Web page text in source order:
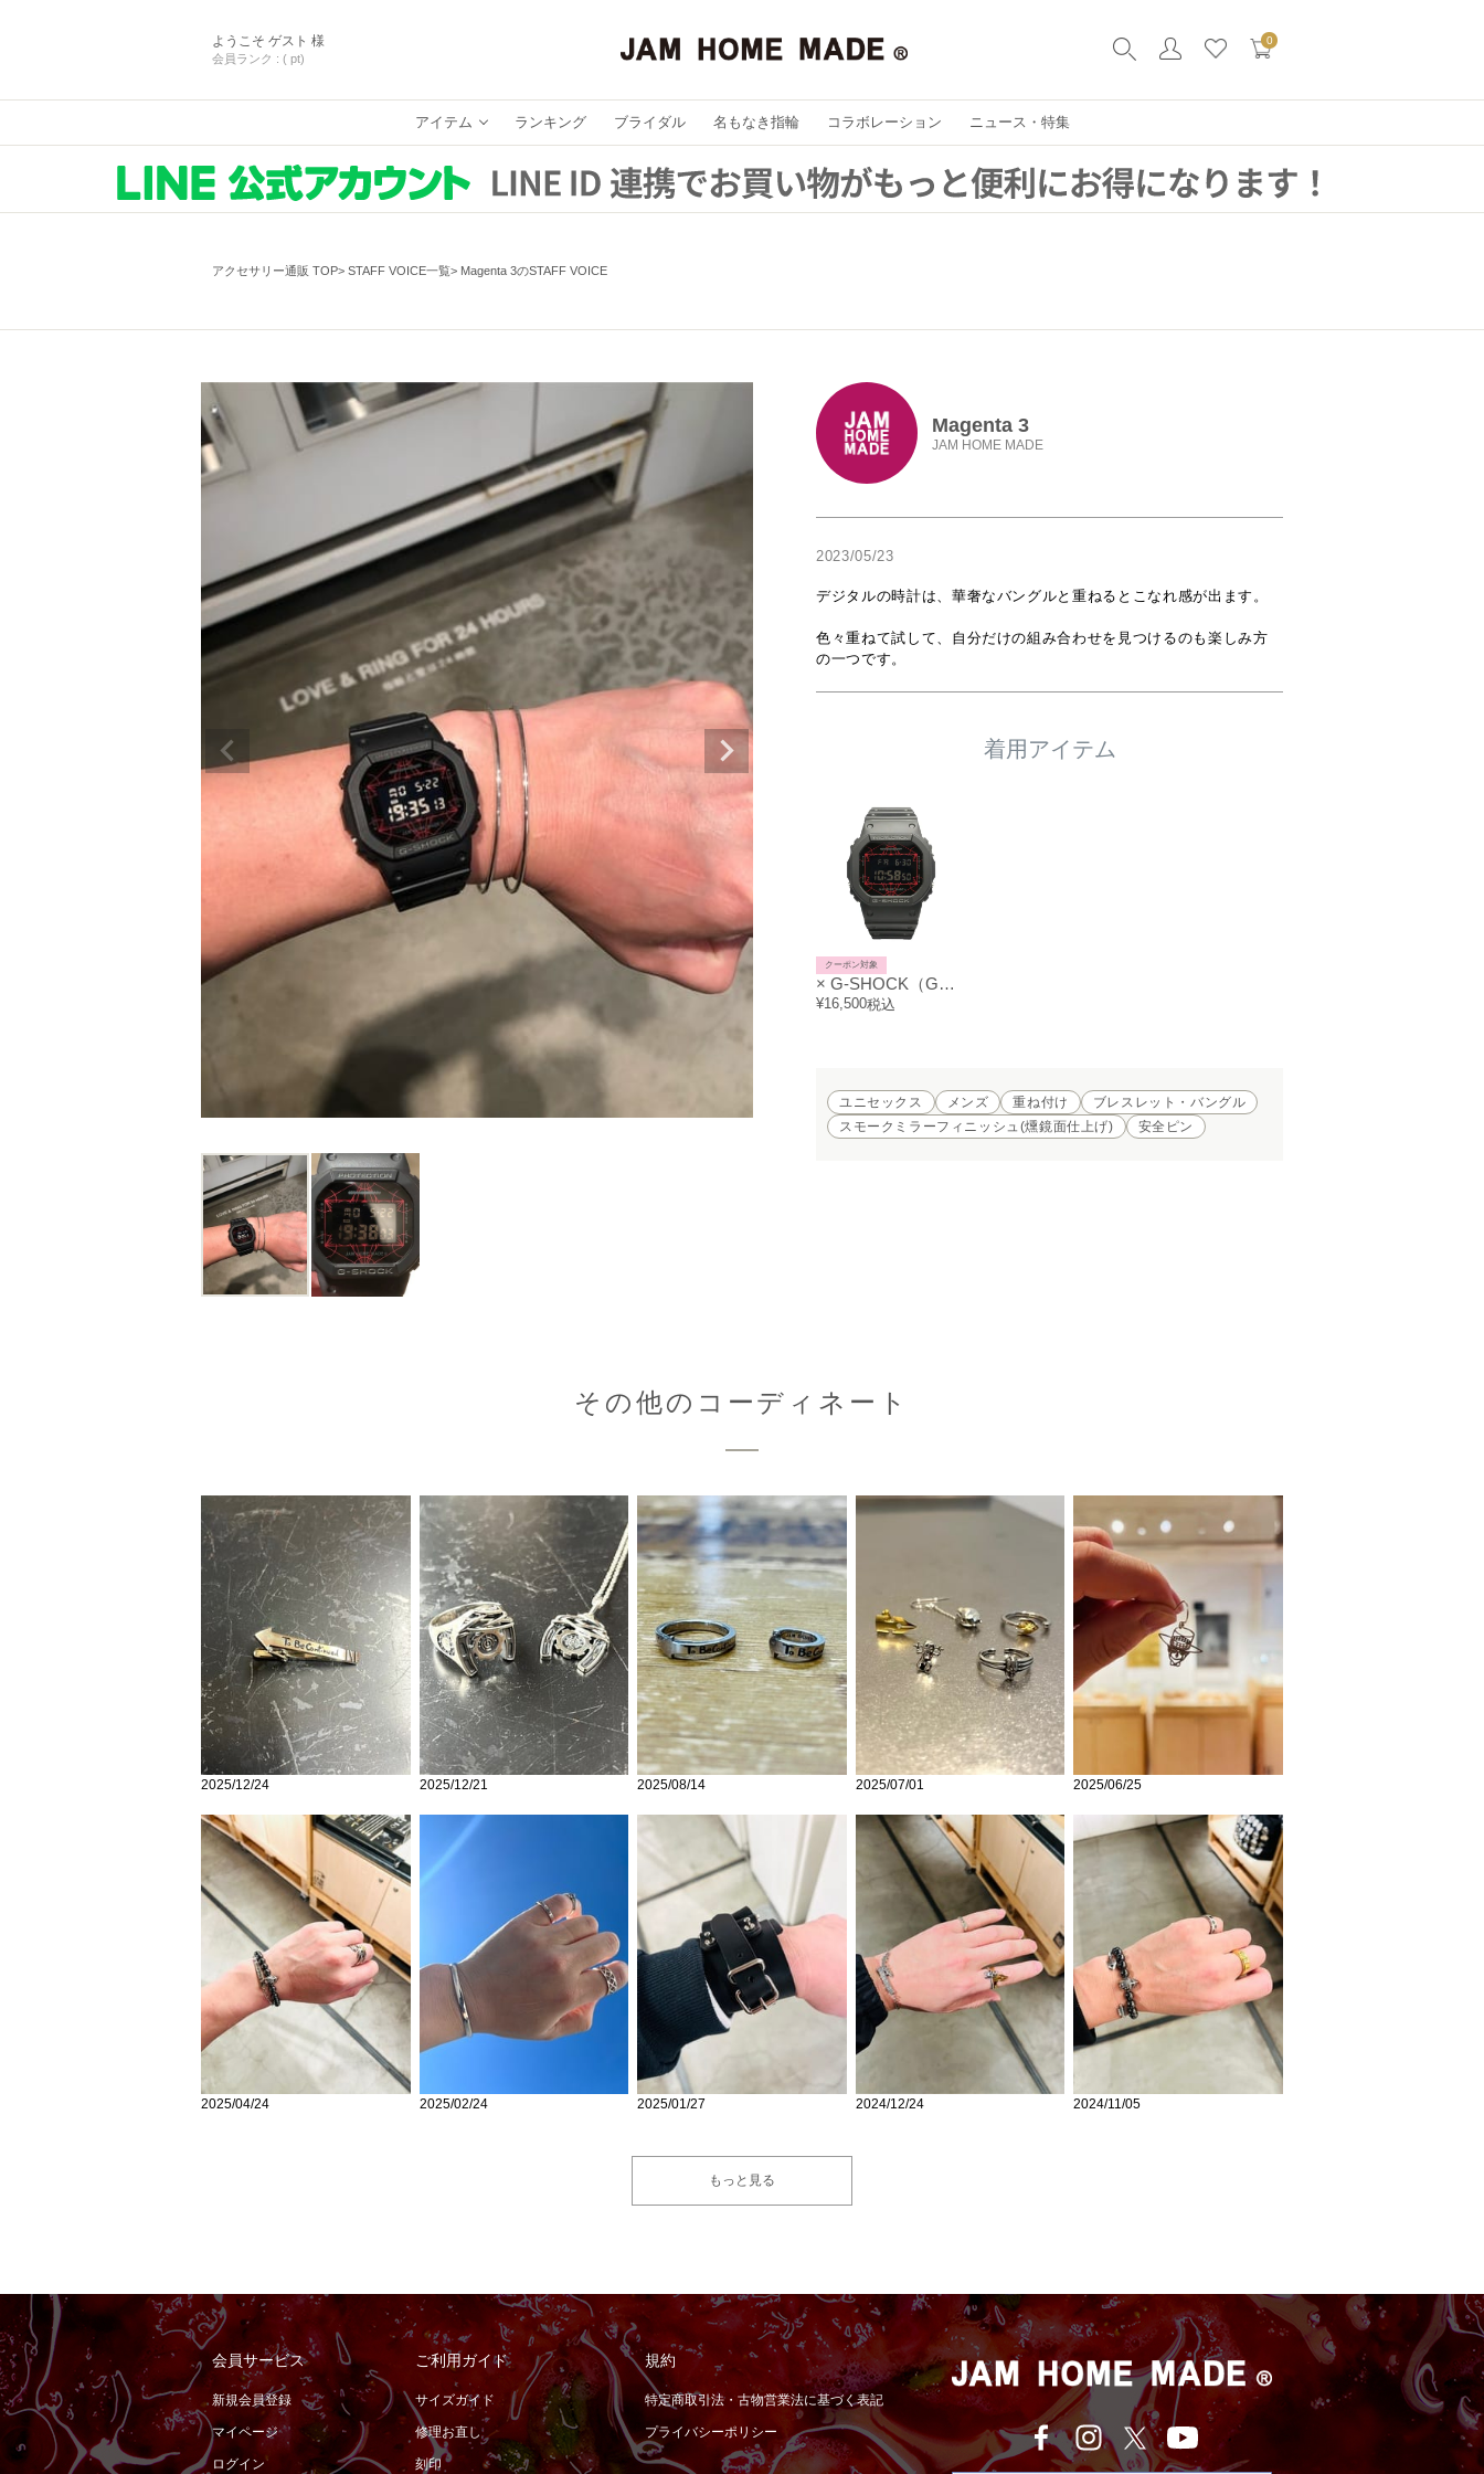
ようこそ ゲスト 様
会員ランク : ( pt)
0
アイテム ランキング ブライダル 名もなき指輪 コラボレーション ニュース・特集
アクセサリー通販 TOP STAFF VOICE一覧 Magenta 3のSTAFF VOICE
Magenta 3
JAM HOME MADE
2023/05/23
デジタルの時計は、華奢なバングルと重ねるとこなれ感が出ます。
色々重ねて試して、自分だけの組み合わせを見つけるのも楽しみ方
の一つです。
着用アイテム
× G-SHOCK（Gショック）コラボレーション ウォッチ / 腕時計
クーポン対象
¥16,500税込
ユニセックス メンズ 重ね付け
ブレスレット・バングル
スモークミラーフィニッシュ(燻鏡面仕上げ)
安全ピン
その他のコーディネート
2025/12/24 2025/12/21 2025/08/14 2025/07/01 2025/06/25
2025/04/24 2025/02/24 2025/01/27 2024/12/24 2024/11/05
もっと見る
会員サービス
新規会員登録
マイページ
ログイン
ご利用ガイド
サイズガイド
修理お直し
刻印
規約
特定商取引法・古物営業法に基づく表記
プライバシーポリシー